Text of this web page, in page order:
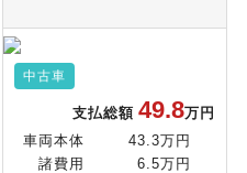
中古車
支払総額49.8万円
車両本体
43.3万円
諸費用
6.5万円